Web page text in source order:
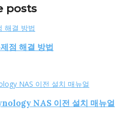
posts
점 해결 방법
NAS 이전 설치 매뉴얼